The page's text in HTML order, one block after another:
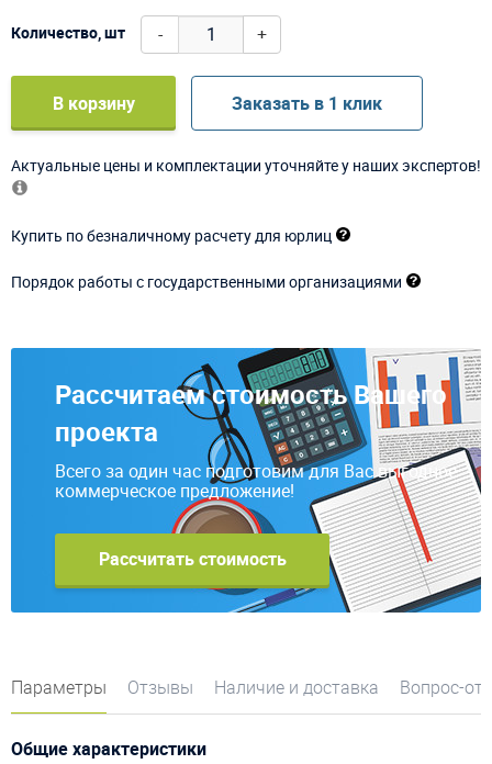
Количество, шт - +
В корзину Заказать в 1 клик
Актуальные цены и комплектации уточняйте у наших экспертов!
Купить по безналичному расчету для юрлиц
Порядок работы с государственными организациями
Рассчитаем стоимость Вашего
проекта
Всего за один час подготовим для Вас выгодное
коммерческое предложение!
Рассчитать стоимость
Параметры Отзывы Наличие и доставка Вопрос-
Общие характеристики